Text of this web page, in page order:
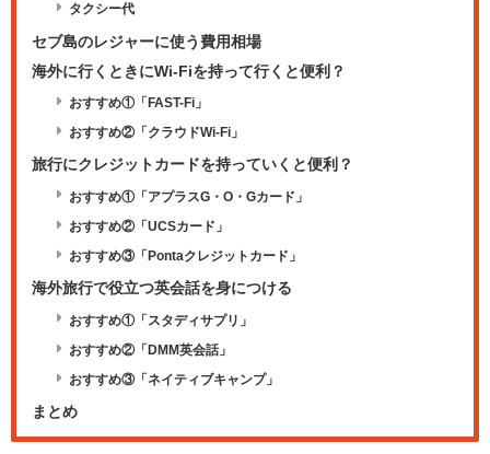
タクシー代
セブ島のレジャーに使う費用相場
海外に行くときにWi-Fiを持って行くと便利？
おすすめ①「FAST-Fi」
おすすめ②「クラウドWi-Fi」
旅行にクレジットカードを持っていくと便利？
おすすめ①「アプラスG・O・Gカード」
おすすめ②「UCSカード」
おすすめ③「Pontaクレジットカード」
海外旅行で役立つ英会話を身につける
おすすめ①「スタディサプリ」
おすすめ②「DMM英会話」
おすすめ③「ネイティブキャンプ」
まとめ